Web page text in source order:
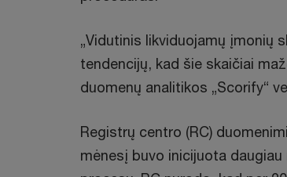
„Vidutinis likviduojamų įmonių
tendencijų, kad šie skaičiai
duomenų analitikos „Scorify“
Registrų centro (RC)
mėnesį buvo inicijuota daugiau